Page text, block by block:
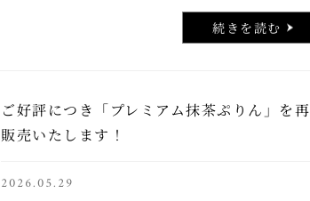
る「白桃とラズベリーのパフェ」、どこか懐かしい味
続きを読む
ご好評につき「プレミアム抹茶ぷりん」を再
販売いたします！
2026.05.29